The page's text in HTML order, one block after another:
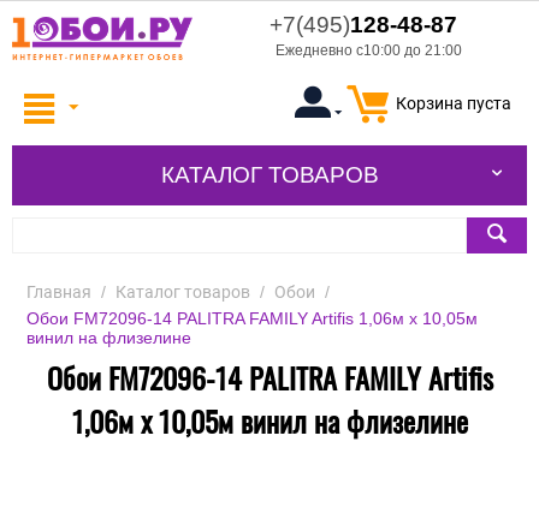
+7(495)128-48-87
Ежедневно с10:00 до 21:00
Корзина пуста
КАТАЛОГ ТОВАРОВ
Главная / Каталог товаров / Обои /
Обои FM72096-14 PALITRA FAMILY Artifis 1,06м х 10,05м
винил на флизелине
Обои FM72096-14 PALITRA FAMILY Artifis
1,06м х 10,05м винил на флизелине